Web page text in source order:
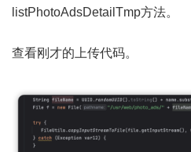
listPhotoAdsDetailTmp方法。
查看刚才的上传代码。